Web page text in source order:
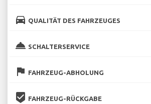
directions_car QUALITÄT DES FAHRZEUGES
room_service SCHALTERSERVICE
flag FAHRZEUG-ABHOLUNG
beenhere FAHRZEUG-RÜCKGABE